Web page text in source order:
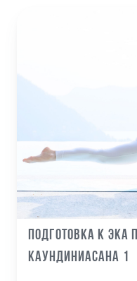
Подготовка к Эка
Каундиниасана 1